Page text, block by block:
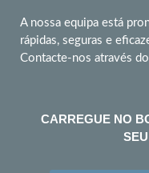
A nossa equipa está
rápidas, seguras e
Contacte-nos através
CARREGUE NO